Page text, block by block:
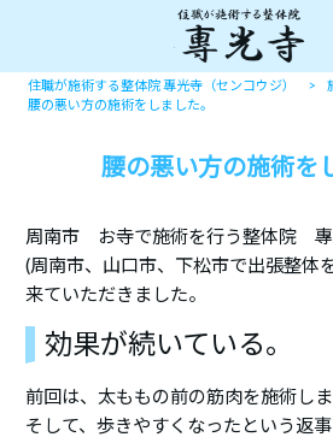
住職が施術する整体院 專光寺（センコウジ） >
腰の悪い方の施術をしました。
腰の悪い方の施術を
周南市 お寺で施術を行う整体院 專
(周南市、山口市、下松市で出張整体
来ていただきました。
効果が続いている。
前回は、太ももの前の筋肉を施術しま
そして、歩きやすくなったという返事